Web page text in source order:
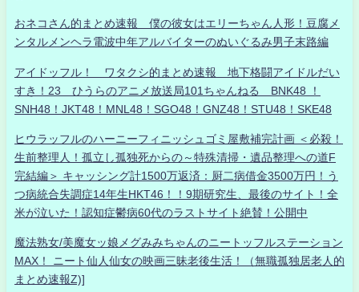
おネコさん的まとめ速報 僕の彼女はエリーちゃん人形！豆腐メ
ンタルメンヘラ電波中年アルバイターのぬいぐるみ男子末路編
アイドッフル！ ワタクシ的まとめ速報 地下格闘アイドルだい
すき！23 ひうらのアニメ放送局101ちゃんねる BNK48 ！
SNH48！JKT48！MNL48！SGO48！GNZ48！STU48！SKE48
ヒウラッフルのハーニーフィニッシュゴミ屋敷補完計画 ＜必殺！
生前整理人！孤立し孤独死からの～特殊清掃・遺品整理への道F
完結編＞ キャッシング計1500万返済：厨二病借金3500万円！う
つ病統合失調症14年生HKT46！！9期研究生、最後のサイト！全
米が泣いた！認知症鬱病60代のラストサイト絶賛！公開中
魔法熟女/美魔女ッ娘メグみみちゃんのニートッフルステーション
MAX！ ニート仙人仙女の映画三昧老後生活！（無職孤独居老人的
まとめ速報Z)]